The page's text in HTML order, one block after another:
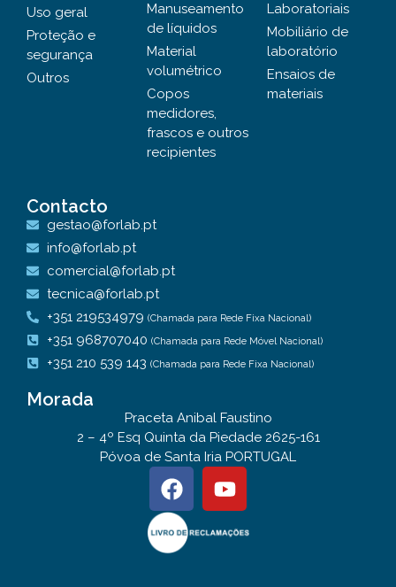
Uso geral
Proteção e
segurança
Outros
Manuseamento
de líquidos
Material
volumétrico
Copos
medidores,
frascos e outros
recipientes
Laboratoriais
Mobiliário de
laboratório
Ensaios de
materiais
Contacto
gestao@forlab.pt
info@forlab.pt
comercial@forlab.pt
tecnica@forlab.pt
+351 219534979 (Chamada para Rede Fixa Nacional)
+351 968707040 (Chamada para Rede Móvel Nacional)
+351 210 539 143 (Chamada para Rede Fixa Nacional)
Morada
Praceta Anibal Faustino
2 – 4º Esq Quinta da Piedade 2625-161
Póvoa de Santa Iria PORTUGAL